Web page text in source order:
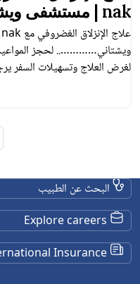
nak | مستشفى ويشتاني
ويشتاني………….. لحجز
لغرض العلاج وتسهيلات السفر
البحث عن الطبيب